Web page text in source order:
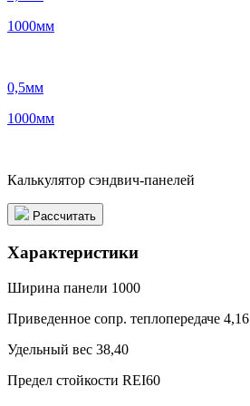
1000мм
0,5мм
1000мм
Калькулятор сэндвич-панелей
Рассчитать
Характеристики
Ширина панели 1000
Приведенное сопр. теплопередаче 4,16
Удельный вес 38,40
Предел стойкости REI60